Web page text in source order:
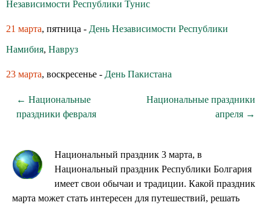
Независимости Республики Тунис
21 марта, пятница - День Независимости Республики
Намибия, Навруз
23 марта, воскресенье - День Пакистана
← Национальные
праздники февраля
Национальные праздники
апреля →
Национальный праздник 3 марта, в
Национальный праздник Республики Болгария
имеет свои обычаи и традиции. Какой праздник
марта может стать интересен для путешествий, решать